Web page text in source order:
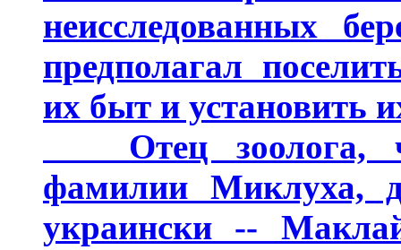
неисследованных
предполагал
их быт и установить
Отец зоолога,
фамилии Миклуха,
украински --